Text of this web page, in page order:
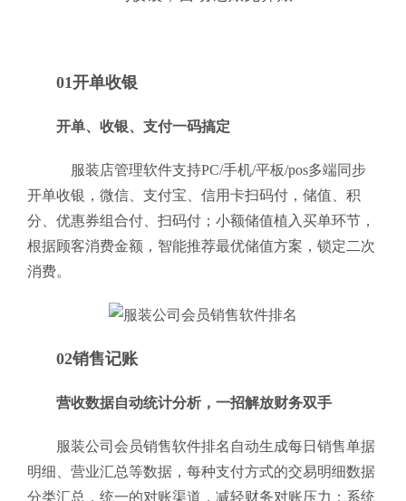
01开单收银
开单、收银、支付一码搞定
服装店管理软件支持PC/手机/平板/pos多端同步
开单收银，微信、支付宝、信用卡扫码付，储值、积
分、优惠券组合付、扫码付；小额储值植入买单环节，
根据顾客消费金额，智能推荐最优储值方案，锁定二次
消费。
02销售记账
营收数据自动统计分析，一招解放财务双手
服装公司会员销售软件排名自动生成每日销售单据
明细、营业汇总等数据，每种支付方式的交易明细数据
分类汇总，统一的对账渠道，减轻财务对账压力；系统